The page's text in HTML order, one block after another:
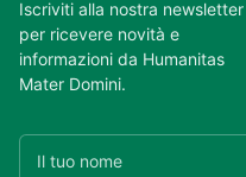
Iscriviti alla nostra newsletter
per ricevere novità e
informazioni da Humanitas
Mater Domini.